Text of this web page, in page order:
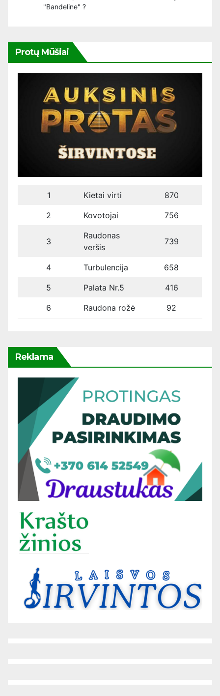
"Bandeline" ?
Protų Mūšiai
1 Kietai virti 870
2 Kovotojai 756
3
Raudonas
veršis
739
4 Turbulencija 658
5 Palata Nr.5 416
6 Raudona rožė 92
Reklama